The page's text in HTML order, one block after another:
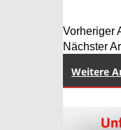
Vorheriger
Nächster
Weitere